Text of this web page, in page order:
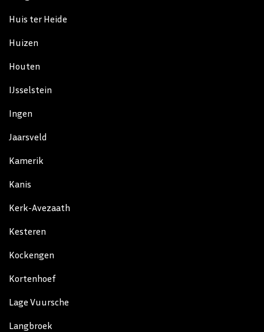
Huis ter Heide
Huizen
Houten
IJsselstein
Ingen
Jaarsveld
Kamerik
Kanis
Kerk-Avezaath
Kesteren
Kockengen
Kortenhoef
Lage Vuursche
Langbroek